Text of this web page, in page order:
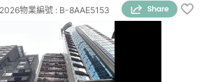
物業編號 : B-8AAE5153